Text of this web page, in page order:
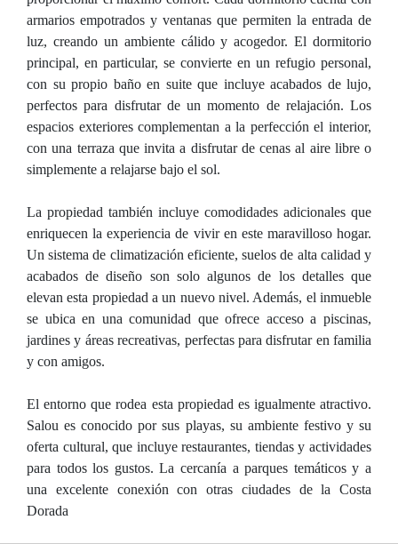
armarios empotrados y ventanas que permiten la entrada de
luz, creando un ambiente cálido y acogedor. El dormitorio
principal, en particular, se convierte en un refugio personal,
con su propio baño en suite que incluye acabados de lujo,
perfectos para disfrutar de un momento de relajación. Los
espacios exteriores complementan a la perfección el interior,
con una terraza que invita a disfrutar de cenas al aire libre o
simplemente a relajarse bajo el sol.
La propiedad también incluye comodidades adicionales que
enriquecen la experiencia de vivir en este maravilloso hogar.
Un sistema de climatización eficiente, suelos de alta calidad y
acabados de diseño son solo algunos de los detalles que
elevan esta propiedad a un nuevo nivel. Además, el inmueble
se ubica en una comunidad que ofrece acceso a piscinas,
jardines y áreas recreativas, perfectas para disfrutar en familia
y con amigos.
El entorno que rodea esta propiedad es igualmente atractivo.
Salou es conocido por sus playas, su ambiente festivo y su
oferta cultural, que incluye restaurantes, tiendas y actividades
para todos los gustos. La cercanía a parques temáticos y a
una excelente conexión con otras ciudades de la Costa
Dorada